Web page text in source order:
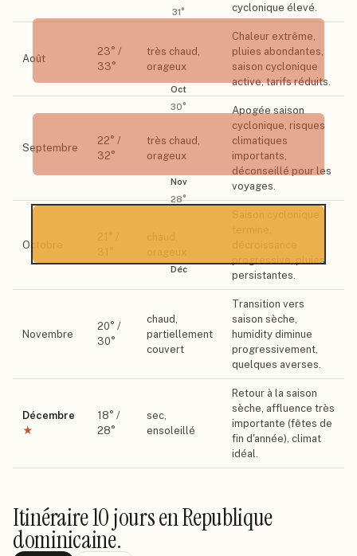
31°
Oct
30°
Nov
28°
Déc
cyclonique élevé.
Août
23° /
33°
très chaud,
orageux
Chaleur extrême,
pluies abondantes,
saison cyclonique
active, tarifs réduits.
Septembre
22° /
32°
très chaud,
orageux
Apogée saison
cyclonique, risques
climatiques
importants,
déconseillé pour les
voyages.
Octobre
progressive, pluies
persistantes.
Novembre
20° /
30°
chaud,
partiellement
couvert
Transition vers
saison sèche,
humidity diminue
progressivement,
quelques averses.
Décembre
★
18° /
28°
sec,
ensoleillé
Retour à la saison
sèche, affluence très
importante (fêtes de
fin d'année), climat
idéal.
Itinéraire10 joursen Republique
dominicaine.